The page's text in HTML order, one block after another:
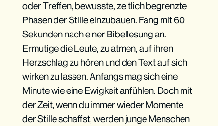
oder Treffen, bewusste, zeitlich begrenzte
Phasen der Stille einzubauen. Fang mit 60
Sekunden nach einer Bibellesung an.
Ermutige die Leute, zu atmen, auf ihren
Herzschlag zu hören und den Text auf sich
wirken zu lassen. Anfangs mag sich eine
Minute wie eine Ewigkeit anfühlen. Doch mit
der Zeit, wenn du immer wieder Momente
der Stille schaffst, werden junge Menschen